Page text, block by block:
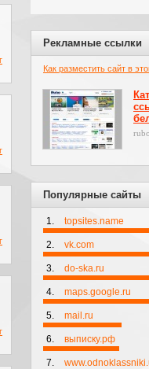
Рекламные ссылки
Как разместить сайт в
Популярные сайты
1. topsites.name
2. vk.com
3. do-ska.ru
4. maps.google.ru
5. mail.ru
6. выписку.рф
7.